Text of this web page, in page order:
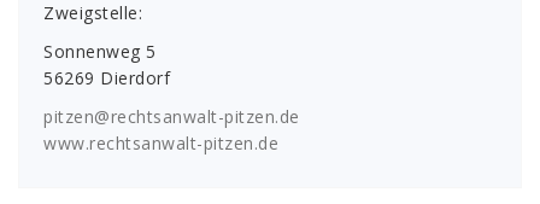
Zweigstelle:
Sonnenweg 5
56269 Dierdorf
pitzen@rechtsanwalt-pitzen.de
www.rechtsanwalt-pitzen.de